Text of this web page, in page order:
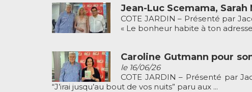
Jean-Luc Scemama, Sarah
COTE JARDIN – Présenté par
« Le bonheur habite à ton
Caroline Gutmann pour
le 16/06/26
COTE JARDIN – Présenté par
“J’irai jusqu’au bout de vos nuits” paru aux ...